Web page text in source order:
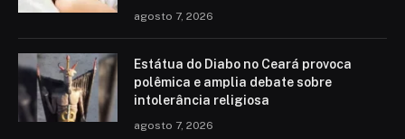
agosto 7, 2026
Estátua do Diabo no Ceará provoca
polêmica e amplia debate sobre
intolerância religiosa
agosto 7, 2026